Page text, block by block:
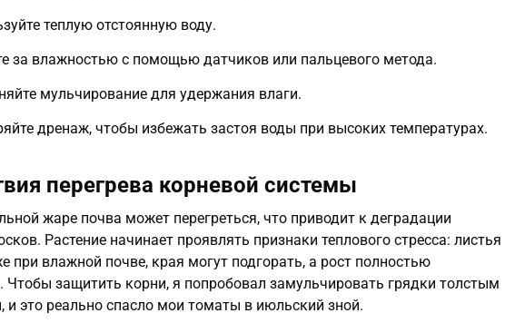
теплую отстоянную воду.
за влажностью с помощью датчиков или пальцевого метода.
мульчирование для удержания влаги.
дренаж, чтобы избежать застоя воды при высоких температурах.
перегрева корневой системы
жаре почва может перегреться, что приводит к деградации
Растение начинает проявлять признаки теплового стресса: листья
при влажной почве, края могут подгорать, а рост полностью
Чтобы защитить корни, я попробовал замульчировать грядки толстым
и это реально спасло мои томаты в июльский зной.